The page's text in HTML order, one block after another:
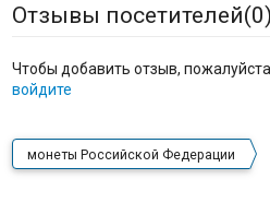
Отзывы посетителей(0)
Чтобы добавить отзыв,
войдите
монеты Российской Федерации